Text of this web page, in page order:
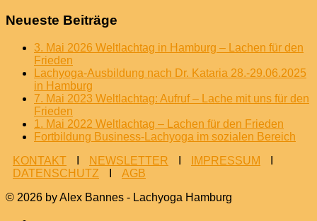
Neueste Beiträge
3. Mai 2026 Weltlachtag in Hamburg – Lachen für den
Frieden
Lachyoga-Ausbildung nach Dr. Kataria 28.-29.06.2025
in Hamburg
7. Mai 2023 Weltlachtag: Aufruf – Lache mit uns für den
Frieden
1. Mai 2022 Weltlachtag – Lachen für den Frieden
Fortbildung Business-Lachyoga im sozialen Bereich
KONTAKT
NEWSLETTER IMPRESSUM
DATENSCHUTZ
AGB
© 2026 by Alex Bannes - Lachyoga Hamburg